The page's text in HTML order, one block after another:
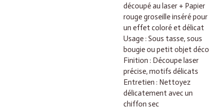
découpé au laser + Papier
rouge groseille inséré pour
un effet coloré et délicat
Usage : Sous tasse, sous
bougie ou petit objet déco
Finition : Découpe laser
précise, motifs délicats
Entretien : Nettoyez
délicatement avec un
chiffon sec